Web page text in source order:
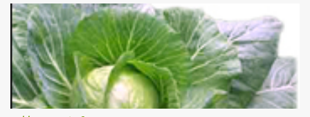
concurs Ferma Paulei. Poți căștiga zilnic truse de grădinărit,
săptămânal tractorașul fermierului sau premiul cel mare o
excursie la o super-fermă din Anglia. Mai multe coduri, mai multe
șanse de câștig. Câștigători si regulament pe
www.paulapudding.ro.